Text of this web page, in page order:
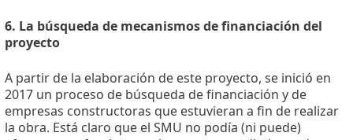
6. La búsqueda de mecanismos de financiación del
proyecto
A partir de la elaboración de este proyecto, se inició en
2017 un proceso de búsqueda de financiación y de
empresas constructoras que estuvieran a fin de realizar
la obra. Está claro que el SMU no podía (ni puede)